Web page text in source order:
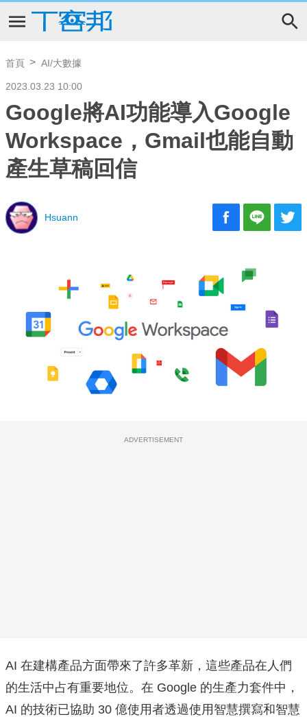
首頁 AI/大數據
2023.03.23 10:00
Google將AI功能導入Google
Workspace，Gmail也能自動
產生草稿回信
Hsuann
ADVERTISEMENT
AI 在建構產品方面帶來了許多革新， 這些產品在人們
的生活中占有重要地位。在 Google 的生產力套件中，
AI 的技術已協助 30 億使用者透過使用智慧撰寫和智慧